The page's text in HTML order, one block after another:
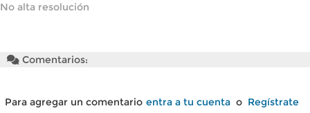
No alta resolución
Comentarios:
Para agregar un comentario entra a tu cuenta o Regístrate